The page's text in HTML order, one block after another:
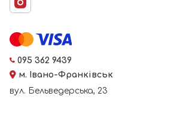
095 362 9439
м. Івано-Франківськ
вул. Бельведерська, 23